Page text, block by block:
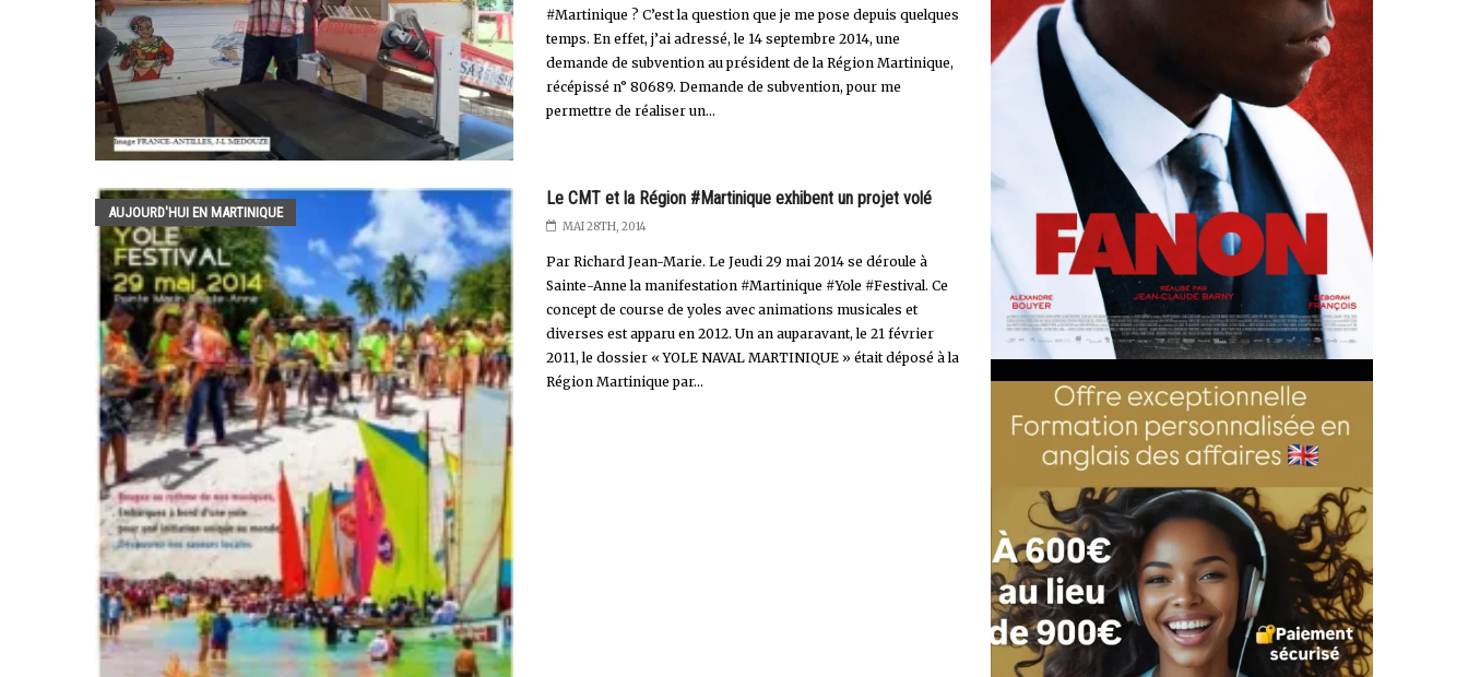
#Martinique ? C’est la question que je me pose depuis quelques
temps. En effet, j’ai adressé, le 14 septembre 2014, une
demande de subvention au président de la Région Martinique,
récépissé n° 80689. Demande de subvention, pour me
permettre de réaliser un...
AUJOURD'HUI EN MARTINIQUE
Le CMT et la Région #Martinique exhibent un projet volé
MAI 28TH, 2014
Par Richard Jean-Marie. Le Jeudi 29 mai 2014 se déroule à
Sainte-Anne la manifestation #Martinique #Yole #Festival. Ce
concept de course de yoles avec animations musicales et
diverses est apparu en 2012. Un an auparavant, le 21 février
2011, le dossier « YOLE NAVAL MARTINIQUE » était déposé à la
Région Martinique par...